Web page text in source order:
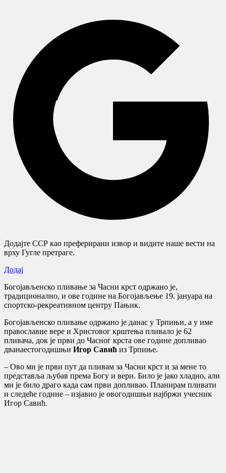
Додајте ССР као преферирани извор и видите наше вести на
врху Гугле претраге.
Додај
Богојављенско пливање за Часни крст одржано је,
традиционално, и ове године на Богојављење 19. јануара на
спортско-рекреативном центру Пањик.
Богојављенско пливање одржано је данас у Трпињи, а у име
православне вере и Христовог крштења пливало је 62
пливача, док је први до Часног крста ове године допливао
дванаестогодишњи Игор Савић из Трпиње.
– Ово ми је први пут да пливам за Часни крст и за мене то
представља љубав према Богу и вери. Било је јако хладно, али
ми је било драго када сам први допливао. Планирам пливати
и следеће године – изјавио је овогодишњи најбржи учесник
Игор Савић.